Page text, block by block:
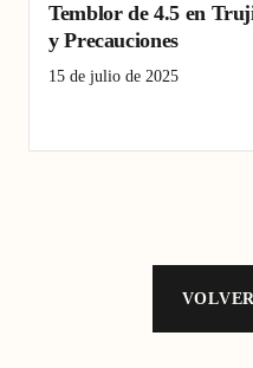
Temblor de 4.5 en
y Precauciones
15 de julio de 2025